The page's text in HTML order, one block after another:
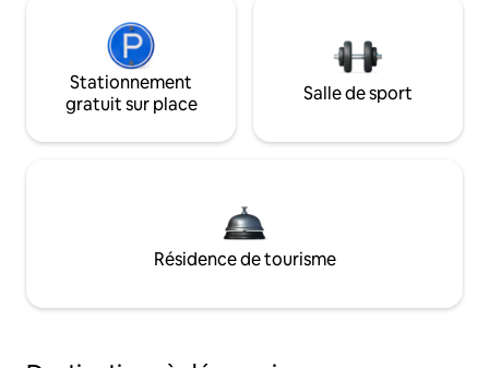
Stationnement
gratuit sur place
Salle de sport
Résidence de tourisme